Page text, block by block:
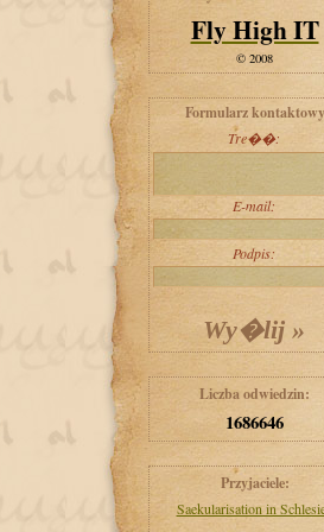
Fly High IT
© 2008
Formularz kontaktowy
Tre��:
E-mail:
Podpis:
Liczba odwiedzin:
1686646
Przyjaciele:
Saekularisation in